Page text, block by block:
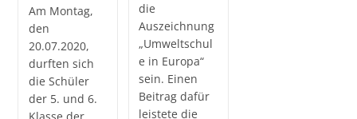
Am Montag,
den
20.07.2020,
durften sich
die Schüler
der 5. und 6.
die
Auszeichnung
„Umweltschul
e in Europa“
sein. Einen
Beitrag dafür
leistete die